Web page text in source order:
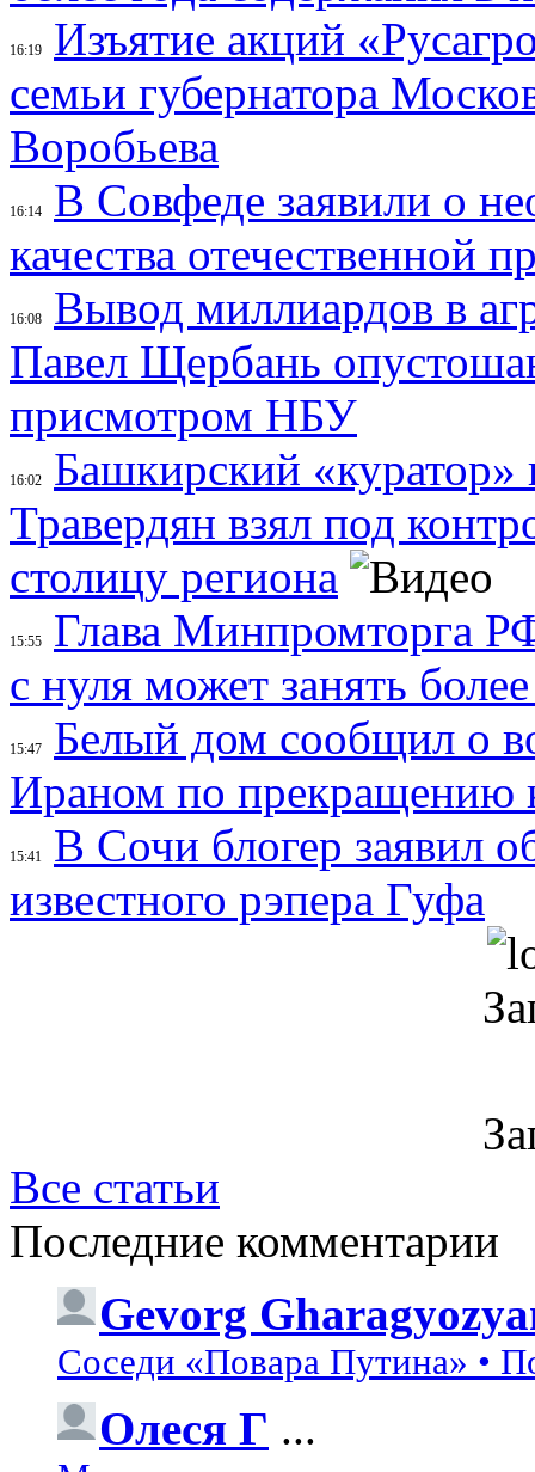
16:19
Изъятие акций
семьи губернатора
Воробьева
16:14
В Совфеде заявили о
качества отечественной
16:08
Вывод миллиардов в
Павел Щербань
присмотром НБУ
16:02
Башкирский
Травердян взял под
столицу региона
15:55
Глава Минпромторга
с нуля может занять
15:47
Белый дом сообщил о
Ираном по прекращению
15:41
В Сочи блогер заявил
известного рэпера Гуфа
Все статьи
Последние комментарии
Gevorg
Соседи «Повара Путина» •
Олеся Г ...